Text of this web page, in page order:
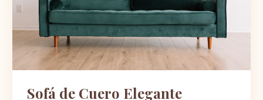
Sofá de Cuero Elegante